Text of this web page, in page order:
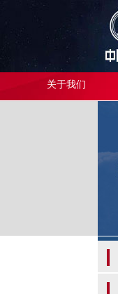
关于我们